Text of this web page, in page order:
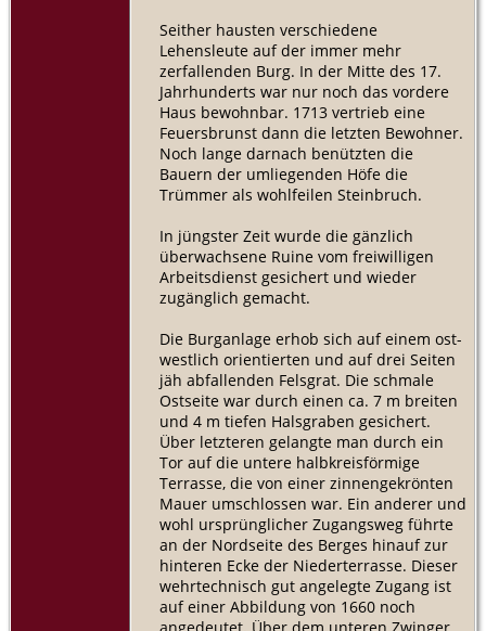
Seither hausten verschiedene
Lehensleute auf der immer mehr
zerfallenden Burg. In der Mitte des 17.
Jahrhunderts war nur noch das vordere
Haus bewohnbar. 1713 vertrieb eine
Feuersbrunst dann die letzten Bewohner.
Noch lange darnach benützten die
Bauern der umliegenden Höfe die
Trümmer als wohlfeilen Steinbruch.
In jüngster Zeit wurde die gänzlich
überwachsene Ruine vom freiwilligen
Arbeitsdienst gesichert und wieder
zugänglich gemacht.
Die Burganlage erhob sich auf einem ost-
westlich orientierten und auf drei Seiten
jäh abfallenden Felsgrat. Die schmale
Ostseite war durch einen ca. 7 m breiten
und 4 m tiefen Halsgraben gesichert.
Über letzteren gelangte man durch ein
Tor auf die untere halbkreisförmige
Terrasse, die von einer zinnengekrönten
Mauer umschlossen war. Ein anderer und
wohl ursprünglicher Zugangsweg führte
an der Nordseite des Berges hinauf zur
hinteren Ecke der Niederterrasse. Dieser
wehrtechnisch gut angelegte Zugang ist
auf einer Abbildung von 1660 noch